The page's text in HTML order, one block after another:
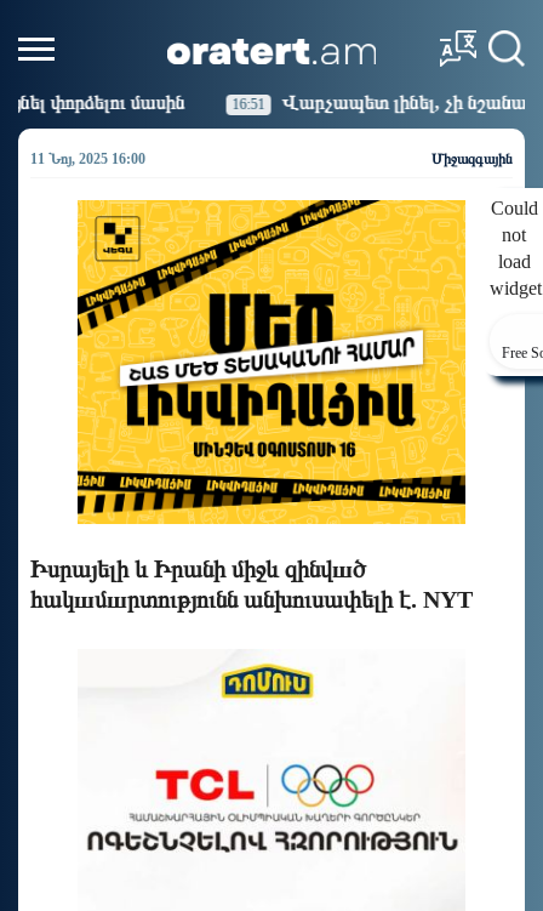
16:51 Վարչապետ լինել, չի նշանակում ինչ ուզել անել
11 Նոյ, 2025 16:00 Միջազգային
Could
not
load
Free
Իսրայելի և Իրանի միջև զինվшծ
հակшմшրտությունն անխուսափելի է. NYT